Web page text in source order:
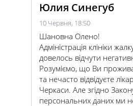
Юлия Синегуб
10 Червня, 18:50
Шановна Олено!
Адміністрація клініки
довелось відчути
Розуміємо, що Ви
та нечасто відвідуєте
Черкаси. Але згідно
персональних даних ми